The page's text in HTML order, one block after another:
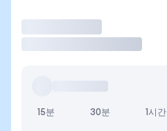
15분 30분 1시간